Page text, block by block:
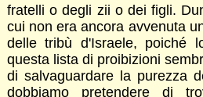
fratelli o degli zii o dei figli.
cui non era ancora avvenuta
delle tribù d'Israele, poiché
questa lista di proibizioni
di salvaguardare la purezza
dobbiamo pretendere di